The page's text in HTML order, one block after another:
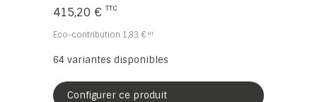
415,20 €
Eco-contribution 1,83 €
64 variantes disponibles
Configurer ce produit